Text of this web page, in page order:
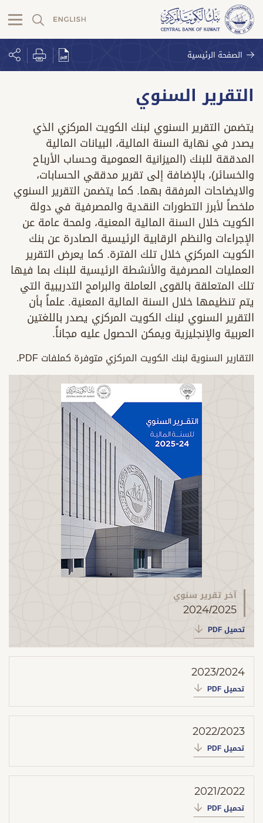
الصفحة الرئيسية
التقرير السنوي
يتضمن التقرير السنوي لبنك الكويت المركزي الذي
يصدر في نهاية السنة المالية، البيانات المالية
المدققة للبنك (الميزانية العمومية وحساب الأرباح
والخسائر)، بالإضافة إلى تقرير مدققي الحسابات،
والايضاحات المرفقة بهما. كما يتضمن التقرير السنوي
ملخصاً لأبرز التطورات النقدية والمصرفية في دولة
الكويت خلال السنة المالية المعنية، ولمحة عامة عن
الإجراءات والنظم الرقابية الرئيسية الصادرة عن بنك
الكويت المركزي خلال تلك الفترة. كما يعرض التقرير
العمليات المصرفية والأنشطة الرئيسية للبنك بما فيها
تلك المتعلقة بالقوى العاملة والبرامج التدريبية التي
يتم تنظيمها خلال السنة المالية المعنية. علماً بأن
التقرير السنوي لبنك الكويت المركزي يصدر باللغتين
العربية والإنجليزية ويمكن الحصول عليه مجاناً.
التقارير السنوية لبنك الكويت المركزي متوفرة كملفات PDF.
آخر تقرير سنوي
2024/2025
تحميل PDF
2023/2024
تحميل PDF
2022/2023
تحميل PDF
2021/2022
تحميل PDF